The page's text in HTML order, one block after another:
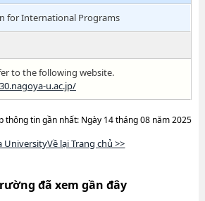
for International Programs
to the following website.
u.ac.jp/
thông tin gần nhất: Ngày 14 tháng 08 năm 2025
UniversityVề lại Trang chủ >>
đã xem gần đây